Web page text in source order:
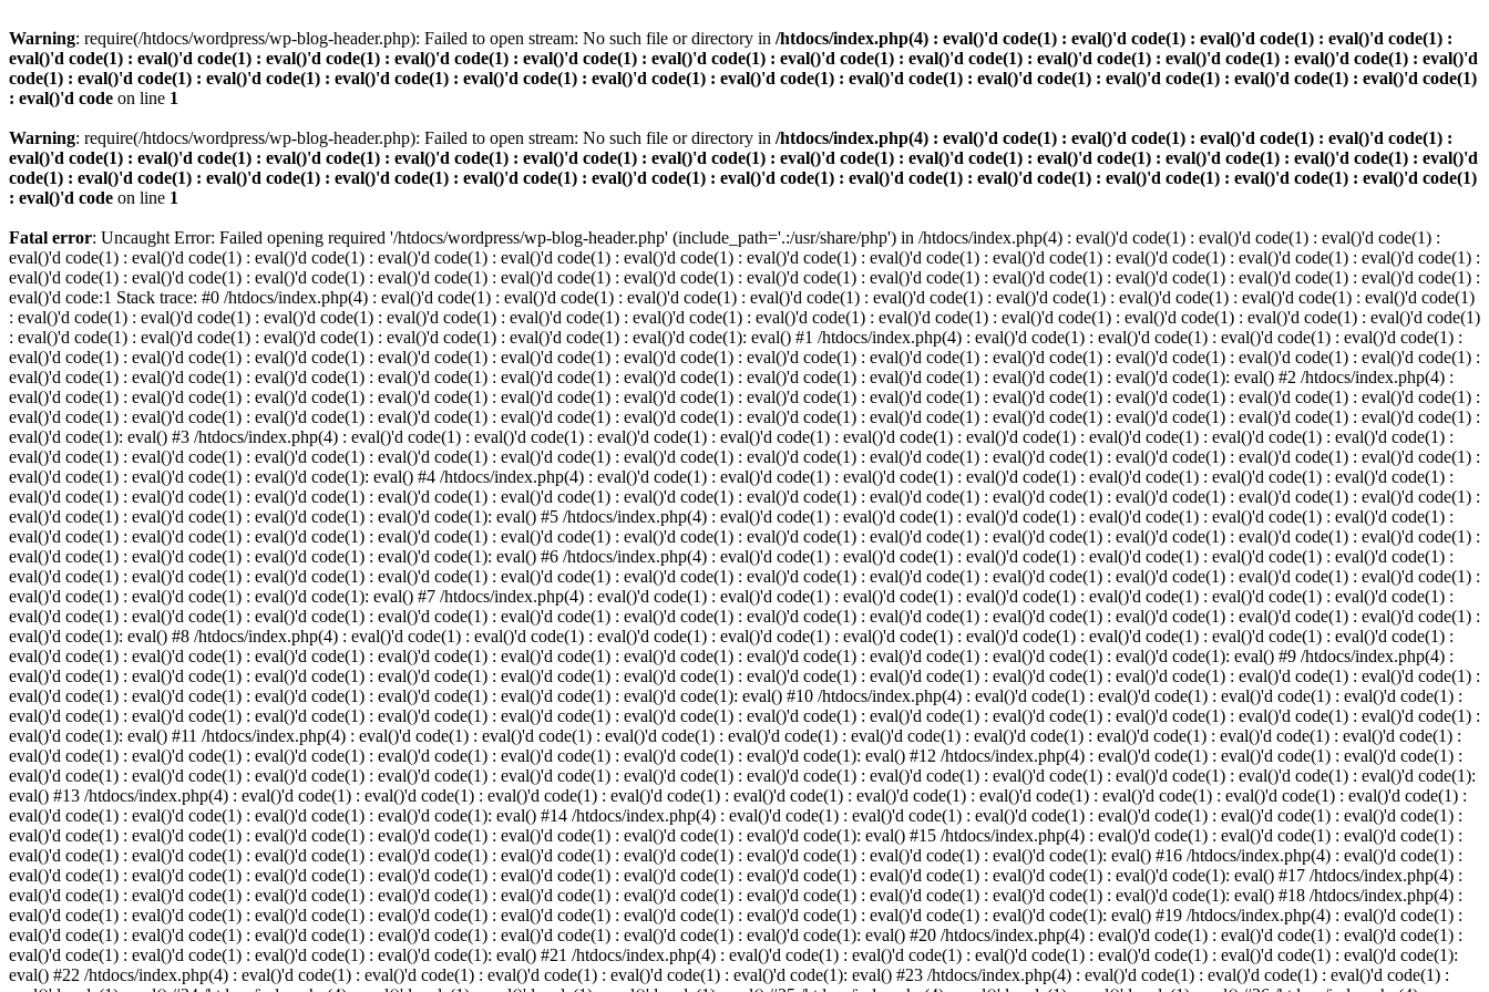
Warning: require(/htdocs/wordpress/wp-blog-header.php): Failed to open stream: No such file or directory in /htdocs/index.php(4) : eval()'d code(1) : eval()'d code(1) : eval()'d code(1) : eval()'d code(1) :
eval()'d code(1) : eval()'d code(1) : eval()'d code(1) : eval()'d code(1) : eval()'d code(1) : eval()'d code(1) : eval()'d code(1) : eval()'d code(1) : eval()'d code(1) : eval()'d code(1) : eval()'d code(1) : eval()'d
code(1) : eval()'d code(1) : eval()'d code(1) : eval()'d code(1) : eval()'d code(1) : eval()'d code(1) : eval()'d code(1) : eval()'d code(1) : eval()'d code(1) : eval()'d code(1) : eval()'d code(1) : eval()'d code(1)
: eval()'d code on line 1
Warning: require(/htdocs/wordpress/wp-blog-header.php): Failed to open stream: No such file or directory in /htdocs/index.php(4) : eval()'d code(1) : eval()'d code(1) : eval()'d code(1) : eval()'d code(1) :
eval()'d code(1) : eval()'d code(1) : eval()'d code(1) : eval()'d code(1) : eval()'d code(1) : eval()'d code(1) : eval()'d code(1) : eval()'d code(1) : eval()'d code(1) : eval()'d code(1) : eval()'d code(1) : eval()'d
code(1) : eval()'d code(1) : eval()'d code(1) : eval()'d code(1) : eval()'d code(1) : eval()'d code(1) : eval()'d code(1) : eval()'d code(1) : eval()'d code(1) : eval()'d code(1) : eval()'d code(1) : eval()'d code(1)
: eval()'d code on line 1
Fatal error: Uncaught Error: Failed opening required '/htdocs/wordpress/wp-blog-header.php' (include_path='.:/usr/share/php') in /htdocs/index.php(4) : eval()'d code(1) : eval()'d code(1) : eval()'d code(1) :
eval()'d code(1) : eval()'d code(1) : eval()'d code(1) : eval()'d code(1) : eval()'d code(1) : eval()'d code(1) : eval()'d code(1) : eval()'d code(1) : eval()'d code(1) : eval()'d code(1) : eval()'d code(1) : eval()'d code(1) :
eval()'d code(1) : eval()'d code(1) : eval()'d code(1) : eval()'d code(1) : eval()'d code(1) : eval()'d code(1) : eval()'d code(1) : eval()'d code(1) : eval()'d code(1) : eval()'d code(1) : eval()'d code(1) : eval()'d code(1) :
eval()'d code:1 Stack trace: #0 /htdocs/index.php(4) : eval()'d code(1) : eval()'d code(1) : eval()'d code(1) : eval()'d code(1) : eval()'d code(1) : eval()'d code(1) : eval()'d code(1) : eval()'d code(1) : eval()'d code(1)
: eval()'d code(1) : eval()'d code(1) : eval()'d code(1) : eval()'d code(1) : eval()'d code(1) : eval()'d code(1) : eval()'d code(1) : eval()'d code(1) : eval()'d code(1) : eval()'d code(1) : eval()'d code(1) : eval()'d code(1)
: eval()'d code(1) : eval()'d code(1) : eval()'d code(1) : eval()'d code(1) : eval()'d code(1) : eval()'d code(1): eval() #1 /htdocs/index.php(4) : eval()'d code(1) : eval()'d code(1) : eval()'d code(1) : eval()'d code(1) :
eval()'d code(1) : eval()'d code(1) : eval()'d code(1) : eval()'d code(1) : eval()'d code(1) : eval()'d code(1) : eval()'d code(1) : eval()'d code(1) : eval()'d code(1) : eval()'d code(1) : eval()'d code(1) : eval()'d code(1) :
eval()'d code(1) : eval()'d code(1) : eval()'d code(1) : eval()'d code(1) : eval()'d code(1) : eval()'d code(1) : eval()'d code(1) : eval()'d code(1) : eval()'d code(1) : eval()'d code(1): eval() #2 /htdocs/index.php(4) :
eval()'d code(1) : eval()'d code(1) : eval()'d code(1) : eval()'d code(1) : eval()'d code(1) : eval()'d code(1) : eval()'d code(1) : eval()'d code(1) : eval()'d code(1) : eval()'d code(1) : eval()'d code(1) : eval()'d code(1) :
eval()'d code(1) : eval()'d code(1) : eval()'d code(1) : eval()'d code(1) : eval()'d code(1) : eval()'d code(1) : eval()'d code(1) : eval()'d code(1) : eval()'d code(1) : eval()'d code(1) : eval()'d code(1) : eval()'d code(1) :
eval()'d code(1): eval() #3 /htdocs/index.php(4) : eval()'d code(1) : eval()'d code(1) : eval()'d code(1) : eval()'d code(1) : eval()'d code(1) : eval()'d code(1) : eval()'d code(1) : eval()'d code(1) : eval()'d code(1) :
eval()'d code(1) : eval()'d code(1) : eval()'d code(1) : eval()'d code(1) : eval()'d code(1) : eval()'d code(1) : eval()'d code(1) : eval()'d code(1) : eval()'d code(1) : eval()'d code(1) : eval()'d code(1) : eval()'d code(1) :
eval()'d code(1) : eval()'d code(1) : eval()'d code(1): eval() #4 /htdocs/index.php(4) : eval()'d code(1) : eval()'d code(1) : eval()'d code(1) : eval()'d code(1) : eval()'d code(1) : eval()'d code(1) : eval()'d code(1) :
eval()'d code(1) : eval()'d code(1) : eval()'d code(1) : eval()'d code(1) : eval()'d code(1) : eval()'d code(1) : eval()'d code(1) : eval()'d code(1) : eval()'d code(1) : eval()'d code(1) : eval()'d code(1) : eval()'d code(1) :
eval()'d code(1) : eval()'d code(1) : eval()'d code(1) : eval()'d code(1): eval() #5 /htdocs/index.php(4) : eval()'d code(1) : eval()'d code(1) : eval()'d code(1) : eval()'d code(1) : eval()'d code(1) : eval()'d code(1) :
eval()'d code(1) : eval()'d code(1) : eval()'d code(1) : eval()'d code(1) : eval()'d code(1) : eval()'d code(1) : eval()'d code(1) : eval()'d code(1) : eval()'d code(1) : eval()'d code(1) : eval()'d code(1) : eval()'d code(1) :
eval()'d code(1) : eval()'d code(1) : eval()'d code(1) : eval()'d code(1): eval() #6 /htdocs/index.php(4) : eval()'d code(1) : eval()'d code(1) : eval()'d code(1) : eval()'d code(1) : eval()'d code(1) : eval()'d code(1) :
eval()'d code(1) : eval()'d code(1) : eval()'d code(1) : eval()'d code(1) : eval()'d code(1) : eval()'d code(1) : eval()'d code(1) : eval()'d code(1) : eval()'d code(1) : eval()'d code(1) : eval()'d code(1) : eval()'d code(1) :
eval()'d code(1) : eval()'d code(1) : eval()'d code(1): eval() #7 /htdocs/index.php(4) : eval()'d code(1) : eval()'d code(1) : eval()'d code(1) : eval()'d code(1) : eval()'d code(1) : eval()'d code(1) : eval()'d code(1) :
eval()'d code(1) : eval()'d code(1) : eval()'d code(1) : eval()'d code(1) : eval()'d code(1) : eval()'d code(1) : eval()'d code(1) : eval()'d code(1) : eval()'d code(1) : eval()'d code(1) : eval()'d code(1) : eval()'d code(1) :
eval()'d code(1): eval() #8 /htdocs/index.php(4) : eval()'d code(1) : eval()'d code(1) : eval()'d code(1) : eval()'d code(1) : eval()'d code(1) : eval()'d code(1) : eval()'d code(1) : eval()'d code(1) : eval()'d code(1) :
eval()'d code(1) : eval()'d code(1) : eval()'d code(1) : eval()'d code(1) : eval()'d code(1) : eval()'d code(1) : eval()'d code(1) : eval()'d code(1) : eval()'d code(1) : eval()'d code(1): eval() #9 /htdocs/index.php(4) :
eval()'d code(1) : eval()'d code(1) : eval()'d code(1) : eval()'d code(1) : eval()'d code(1) : eval()'d code(1) : eval()'d code(1) : eval()'d code(1) : eval()'d code(1) : eval()'d code(1) : eval()'d code(1) : eval()'d code(1) :
eval()'d code(1) : eval()'d code(1) : eval()'d code(1) : eval()'d code(1) : eval()'d code(1) : eval()'d code(1): eval() #10 /htdocs/index.php(4) : eval()'d code(1) : eval()'d code(1) : eval()'d code(1) : eval()'d code(1) :
eval()'d code(1) : eval()'d code(1) : eval()'d code(1) : eval()'d code(1) : eval()'d code(1) : eval()'d code(1) : eval()'d code(1) : eval()'d code(1) : eval()'d code(1) : eval()'d code(1) : eval()'d code(1) : eval()'d code(1) :
eval()'d code(1): eval() #11 /htdocs/index.php(4) : eval()'d code(1) : eval()'d code(1) : eval()'d code(1) : eval()'d code(1) : eval()'d code(1) : eval()'d code(1) : eval()'d code(1) : eval()'d code(1) : eval()'d code(1) :
eval()'d code(1) : eval()'d code(1) : eval()'d code(1) : eval()'d code(1) : eval()'d code(1) : eval()'d code(1) : eval()'d code(1): eval() #12 /htdocs/index.php(4) : eval()'d code(1) : eval()'d code(1) : eval()'d code(1) :
eval()'d code(1) : eval()'d code(1) : eval()'d code(1) : eval()'d code(1) : eval()'d code(1) : eval()'d code(1) : eval()'d code(1) : eval()'d code(1) : eval()'d code(1) : eval()'d code(1) : eval()'d code(1) : eval()'d code(1):
eval() #13 /htdocs/index.php(4) : eval()'d code(1) : eval()'d code(1) : eval()'d code(1) : eval()'d code(1) : eval()'d code(1) : eval()'d code(1) : eval()'d code(1) : eval()'d code(1) : eval()'d code(1) : eval()'d code(1) :
eval()'d code(1) : eval()'d code(1) : eval()'d code(1) : eval()'d code(1): eval() #14 /htdocs/index.php(4) : eval()'d code(1) : eval()'d code(1) : eval()'d code(1) : eval()'d code(1) : eval()'d code(1) : eval()'d code(1) :
eval()'d code(1) : eval()'d code(1) : eval()'d code(1) : eval()'d code(1) : eval()'d code(1) : eval()'d code(1) : eval()'d code(1): eval() #15 /htdocs/index.php(4) : eval()'d code(1) : eval()'d code(1) : eval()'d code(1) :
eval()'d code(1) : eval()'d code(1) : eval()'d code(1) : eval()'d code(1) : eval()'d code(1) : eval()'d code(1) : eval()'d code(1) : eval()'d code(1) : eval()'d code(1): eval() #16 /htdocs/index.php(4) : eval()'d code(1) :
eval()'d code(1) : eval()'d code(1) : eval()'d code(1) : eval()'d code(1) : eval()'d code(1) : eval()'d code(1) : eval()'d code(1) : eval()'d code(1) : eval()'d code(1) : eval()'d code(1): eval() #17 /htdocs/index.php(4) :
eval()'d code(1) : eval()'d code(1) : eval()'d code(1) : eval()'d code(1) : eval()'d code(1) : eval()'d code(1) : eval()'d code(1) : eval()'d code(1) : eval()'d code(1) : eval()'d code(1): eval() #18 /htdocs/index.php(4) :
eval()'d code(1) : eval()'d code(1) : eval()'d code(1) : eval()'d code(1) : eval()'d code(1) : eval()'d code(1) : eval()'d code(1) : eval()'d code(1) : eval()'d code(1): eval() #19 /htdocs/index.php(4) : eval()'d code(1) :
eval()'d code(1) : eval()'d code(1) : eval()'d code(1) : eval()'d code(1) : eval()'d code(1) : eval()'d code(1) : eval()'d code(1): eval() #20 /htdocs/index.php(4) : eval()'d code(1) : eval()'d code(1) : eval()'d code(1) :
eval()'d code(1) : eval()'d code(1) : eval()'d code(1) : eval()'d code(1): eval() #21 /htdocs/index.php(4) : eval()'d code(1) : eval()'d code(1) : eval()'d code(1) : eval()'d code(1) : eval()'d code(1) : eval()'d code(1):
eval() #22 /htdocs/index.php(4) : eval()'d code(1) : eval()'d code(1) : eval()'d code(1) : eval()'d code(1) : eval()'d code(1): eval() #23 /htdocs/index.php(4) : eval()'d code(1) : eval()'d code(1) : eval()'d code(1) :